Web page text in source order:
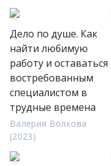
Дело по душе. Как
найти любимую
работу и оставаться
востребованным
специалистом в
трудные времена
Валерия Волкова
(2023)